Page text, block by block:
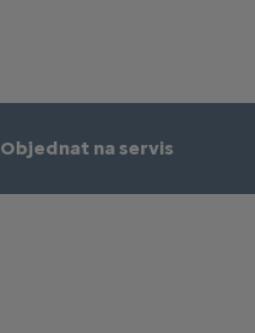
Objednat na servis